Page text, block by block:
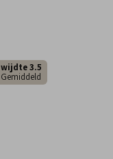
wijdte 3.5
Gemiddeld